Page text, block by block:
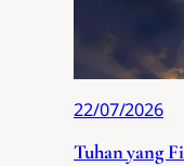
22/07/2026
Tuhan yang